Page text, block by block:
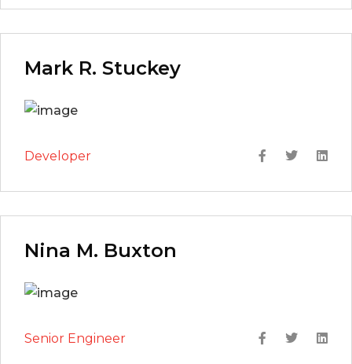
Mark R. Stuckey
Developer
Nina M. Buxton
Senior Engineer